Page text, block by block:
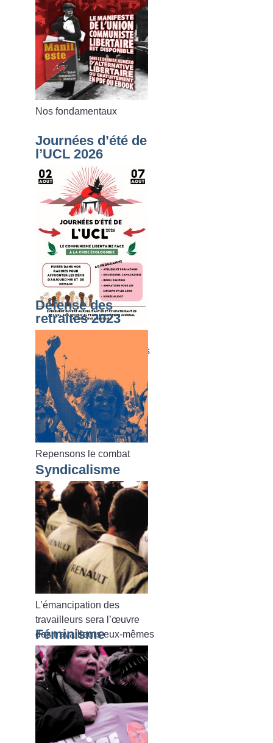
Nos fondamentaux
Journées d’été de
l’UCL 2026
Du dimanche 02 août au
vendredi 07 août 2026, les
journées d’été de l’UCL
Défense des
retraites 2023
Repensons le combat
Syndicalisme
L’émancipation des
travailleurs sera l’œuvre
des travailleurs eux-mêmes
Féminisme